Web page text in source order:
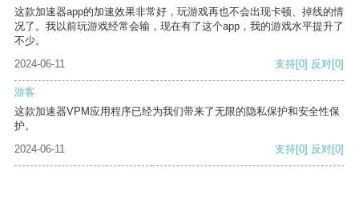
这款加速器app的加速效果非常好，玩游戏再也不会出现卡顿、掉线的情
况了。我以前玩游戏经常会输，现在有了这个app，我的游戏水平提升了
不少。
2024-06-11
支持[0] 反对[0]
游客
这款加速器VPM应用程序已经为我们带来了无限的隐私保护和安全性保
护。
2024-06-11
支持[0] 反对[0]